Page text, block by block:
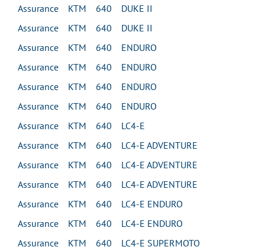
Assurance KTM 640 DUKE II
Assurance KTM 640 DUKE II
Assurance KTM 640 ENDURO
Assurance KTM 640 ENDURO
Assurance KTM 640 ENDURO
Assurance KTM 640 ENDURO
Assurance KTM 640 LC4-E
Assurance KTM 640 LC4-E ADVENTURE
Assurance KTM 640 LC4-E ADVENTURE
Assurance KTM 640 LC4-E ADVENTURE
Assurance KTM 640 LC4-E ENDURO
Assurance KTM 640 LC4-E ENDURO
Assurance KTM 640 LC4-E SUPERMOTO